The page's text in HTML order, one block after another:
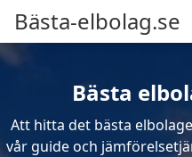
Bästa-elbolag.se
Bästa
Att hitta det bästa
vår guide och